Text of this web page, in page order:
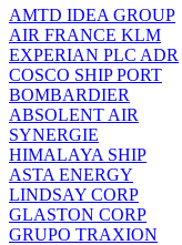
AMTD IDEA GROUP
AIR FRANCE KLM
EXPERIAN PLC ADR
COSCO SHIP PORT
BOMBARDIER
ABSOLENT AIR
SYNERGIE
HIMALAYA SHIP
ASTA ENERGY
LINDSAY CORP
GLASTON CORP
GRUPO TRAXION